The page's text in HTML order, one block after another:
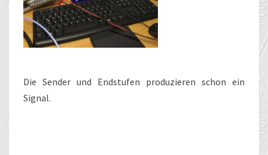
Die Sender und Endstufen produzieren schon ein
Signal.